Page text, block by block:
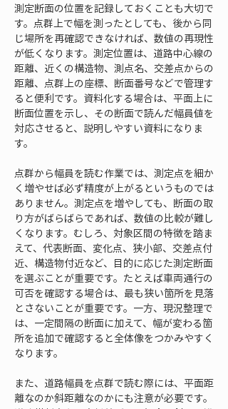
測定断面の位置を記録しておくことも大切で
す。点群上で幅を測ったとしても、後から同
じ場所を再確認できなければ、数値の再現性
が低くなります。測定位置は、道路中心線の
距離、近くの構造物、測点名、交差点からの
距離、点群上の座標、断面番号などで管理す
ると便利です。資料化する場合は、平面上に
断面位置を示し、その断面で読んだ幅員値を
対応させると、説明しやすい資料になりま
す。
点群から幅員を読む作業では、測定点を細か
く増やせば必ず精度が上がるというものでは
ありません。測定点を増やしても、断面の取
り方がばらばらであれば、数値の比較が難し
くなります。むしろ、対象区間の特徴を踏ま
えて、代表断面、変化点、狭小部、交差点付
近、構造物付近など、目的に応じた測定断面
を選ぶことが重要です。たとえば車両通行の
可否を確認する場合は、最も狭い箇所を見落
とさないことが重要です。一方、現況整理で
は、一定間隔の断面に加えて、幅が変わる箇
所を追加で確認すると全体像をつかみやすく
なります。
また、道路幅員を点群で読む際には、平面距
離なのか斜距離なのかにも注意が必要です。